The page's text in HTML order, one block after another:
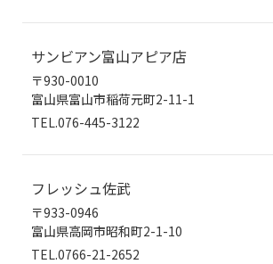
サンビアン富山アピア店
〒930-0010
富山県富山市稲荷元町2-11-1
TEL.076-445-3122
フレッシュ佐武
〒933-0946
富山県高岡市昭和町2-1-10
TEL.0766-21-2652